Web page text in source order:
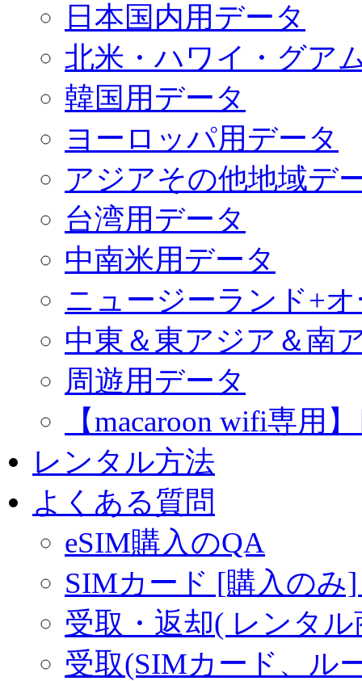
日本国内用データ
北米・ハワイ・グア
韓国用データ
ヨーロッパ用データ
アジアその他地域デ
台湾用データ
中南米用データ
ニュージーランド+
中東＆東アジア＆南
周遊用データ
【macaroon wifi専用
レンタル方法
よくある質問
eSIM購入のQA
SIMカード [購入のみ
受取・返却( レンタ
受取(SIMカード、ル